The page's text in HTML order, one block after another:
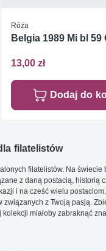
Róża
Belgia 1989 Mi bl 59
13,00 zł
Dodaj do
filatelistów
filatelistów. Na świecie
z daną postacią, historią
i na cześć wielu
z Twoją pasją.
miałoby zabraknąć